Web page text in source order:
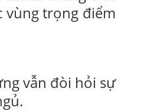
vùng trọng điểm
vẫn đòi hỏi sự